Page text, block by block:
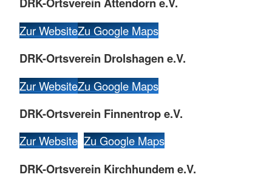
Zur WebsiteZu Google Maps
DRK-Ortsverein Drolshagen e.V.
Zur WebsiteZu Google Maps
DRK-Ortsverein Finnentrop e.V.
Zur Website Zu Google Maps
DRK-Ortsverein Kirchhundem e.V.